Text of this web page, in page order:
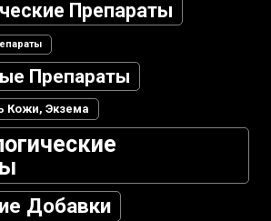
Препараты
Препараты
Кожи, Экзема
Добавки